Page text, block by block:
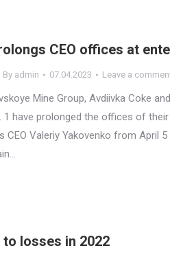
CEO offices at
By admin 07.04.2023 Leave a
Mine Group, Avdiivka Coke
have prolonged the offices of
Valeriy Yakovenko from April
to losses in 2022